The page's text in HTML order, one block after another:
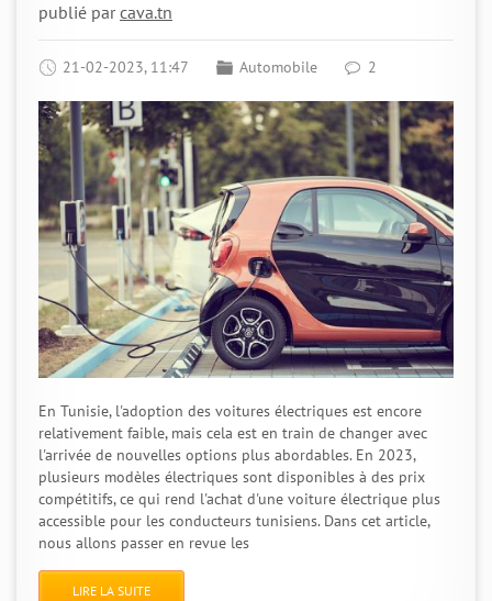
publié parcava.tn
21-02-2023, 11:47 Automobile 2
En Tunisie, l'adoption des voitures électriques est encore
relativement faible, mais cela est en train de changer avec
l'arrivée de nouvelles options plus abordables. En 2023,
plusieurs modèles électriques sont disponibles à des prix
compétitifs, ce qui rend l'achat d'une voiture électrique plus
accessible pour les conducteurs tunisiens. Dans cet article,
nous allons passer en revue les
LIRE LA SUITE